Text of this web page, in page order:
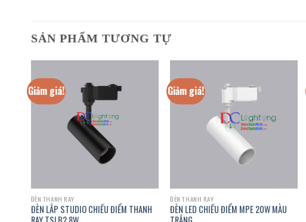
SẢN PHẨM TƯƠNG TỰ
Giảm giá!
ĐÈN THANH RAY
ĐÈN LẮP STUDIO CHIẾU ĐIỂM THANH
Giảm giá!
ĐÈN THANH RAY
ĐÈN LED CHIẾU ĐIỂM MPE 20W MÀU